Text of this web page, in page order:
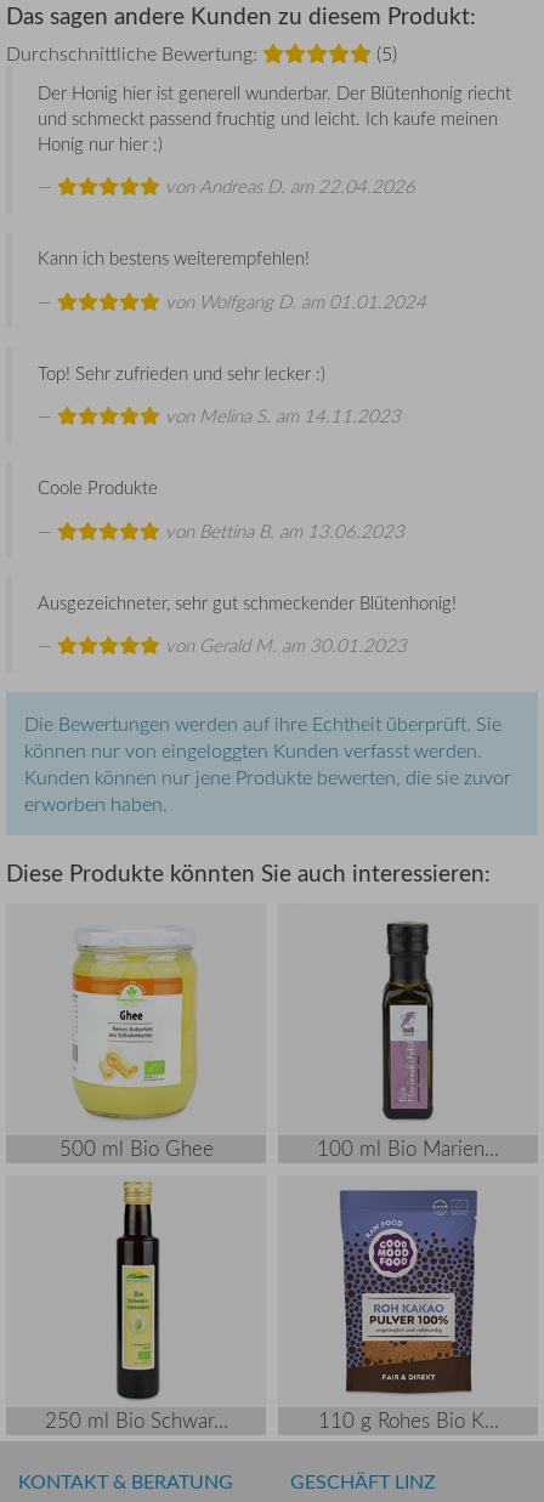
Das sagen andere Kunden zu diesem Produkt:
Durchschnittliche Bewertung: (5)
Der Honig hier ist generell wunderbar. Der Blütenhonig riecht
und schmeckt passend fruchtig und leicht. Ich kaufe meinen
Honig nur hier :)
vonAndreas D. am 22.04.2026
Kann ich bestens weiterempfehlen!
von Wolfgang D. am 01.01.2024
Top! Sehr zufrieden und sehr lecker :)
von Melina S. am 14.11.2023
Coole Produkte
von Bettina B. am 13.06.2023
Ausgezeichneter, sehr gut schmeckender Blütenhonig!
von Gerald M. am 30.01.2023
Die Bewertungen werden auf ihre Echtheit überprüft. Sie
können nur von eingeloggten Kunden verfasst werden.
Kunden können nur jene Produkte bewerten, die sie zuvor
erworben haben.
Diese Produkte könnten Sie auch interessieren:
500 ml Bio Ghee 100 ml Bio Marien...
250 ml Bio Schwar... 110 g Rohes Bio K...
KONTAKT & BERATUNG GESCHÄFT LINZ